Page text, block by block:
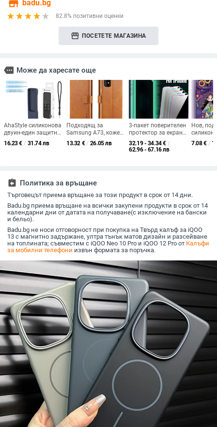
store badu.bg
82.8% позитивни оценки
storefront ПОСЕТЕТЕ МАГАЗИНА
more Може да харесате още
AhaStyle силиконова
двуин-един защитна
обвивка за
дистанционното
16.23€ / 31.74 лв
Подходящ за
Samsung A73, кожен
калъф за мобилен
телефон A36/A16,
скоба.
13.32 € / 26.05 лв
3-пакет поверителен
протектор за екран
от закалено стъкло
за iPhone 16 Pro Max
32.19 - 34.34€ /
62.96 - 67.16 лв
Нов,
калъф
нов,
7.08€ /
assignment_return Политика за връщане
Търговецът приема връщане за този продукт в срок от 14 дни.
Badu.bg приема връщане на всички закупени продукти в срок от 14
календарни дни от датата на получаване(с изключение на бански
и бельо).
Badu.bg не носи отговорност при покупка на Твърд калъф за iQOO
13 с магнитно задържане, ултра тънък матов дизайн и разсейване
на топлината; съвместим с iQOO Neo 10 Pro и iQOO 12 Pro от Калъфи
за мобилни телефони извън формата за поръчка.